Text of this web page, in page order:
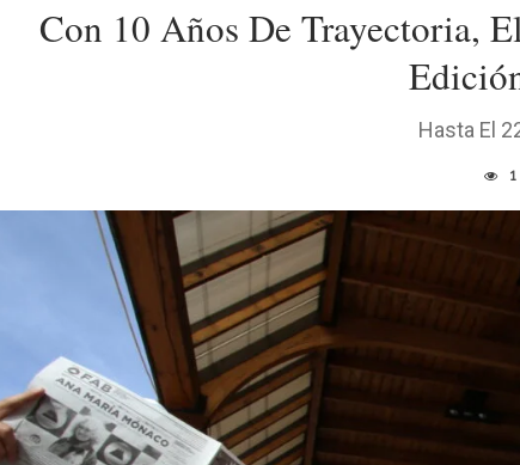
Con 10 Años De Trayectoria,
Hasta El